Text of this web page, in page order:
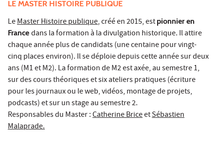
LE MASTER HISTOIRE PUBLIQUE
LeMaster Histoire publique, créé en 2015, est pionnier en
France dans la formation à la divulgation historique. Il attire
chaque année plus de candidats (une centaine pour vingt-
cinq places environ). Il se déploie depuis cette année sur deux
ans (M1 et M2). La formation de M2 est axée, au semestre 1,
sur des cours théoriques et six ateliers pratiques (écriture
pour les journaux ou le web, vidéos, montage de projets,
podcasts) et sur un stage au semestre 2.
Responsables du Master :Catherine BriceetSébastien
Malaprade.